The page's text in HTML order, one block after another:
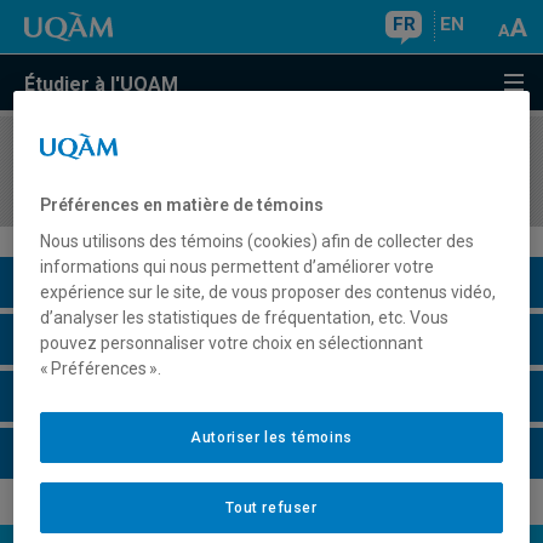
FR EN
Étudier à l'UQAM
COURS//
Description du cours
Horaire - Été 2026
Préférences en matière de témoins
Nous utilisons des témoins (cookies) afin de collecter des
informations qui nous permettent d’améliorer votre
expérience sur le site, de vous proposer des contenus vidéo,
d’analyser les statistiques de fréquentation, etc. Vous
pouvez personnaliser votre choix en sélectionnant
« Préférences ».
Tout refuser
Autoriser les témoins